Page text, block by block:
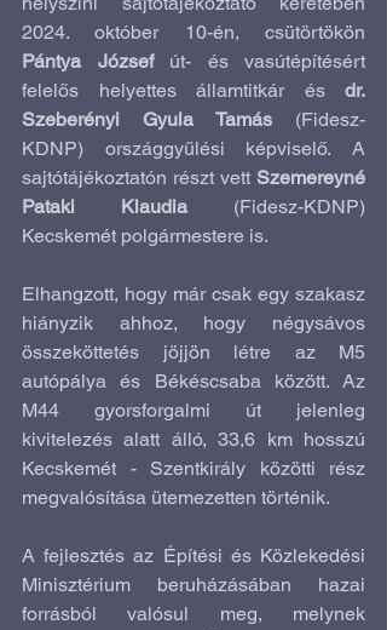
Pántya József út- és vasútépítésért
felelős helyettes államtitkár és dr.
Szeberényi Gyula Tamás (Fidesz-
KDNP) országgyűlési képviselő. A
sajtótájékoztatón részt vett Szemereyné
Pataki Klaudia (Fidesz-KDNP)
Kecskemét polgármestere is.
Elhangzott, hogy már csak egy szakasz
hiányzik ahhoz, hogy négysávos
összeköttetés jöjjön létre az M5
autópálya és Békéscsaba között. Az
M44 gyorsforgalmi út jelenleg
kivitelezés alatt álló, 33,6 km hosszú
Kecskemét - Szentkirály közötti rész
megvalósítása ütemezetten történik.
A fejlesztés az Építési és Közlekedési
Minisztérium beruházásában hazai
forrásból valósul meg, melynek